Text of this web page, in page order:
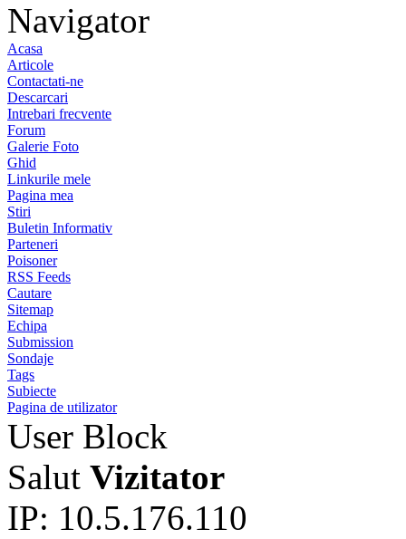
Navigator
Acasa
Articole
Contactati-ne
Descarcari
Intrebari frecvente
Forum
Galerie Foto
Ghid
Linkurile mele
Pagina mea
Stiri
Buletin Informativ
Parteneri
Poisoner
RSS Feeds
Cautare
Sitemap
Echipa
Submission
Sondaje
Tags
Subiecte
Pagina de utilizator
User Block
Salut Vizitator
IP: 10.5.176.110